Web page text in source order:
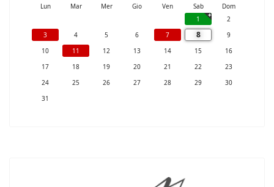
Lun Mar Mer Gio Ven Sab
Dom
1
2
3
4 5 6 7 8
9
10
11 12 13 14 15
16
17
18 19 20 21 22
23
24
25 26 27 28 29
30
31